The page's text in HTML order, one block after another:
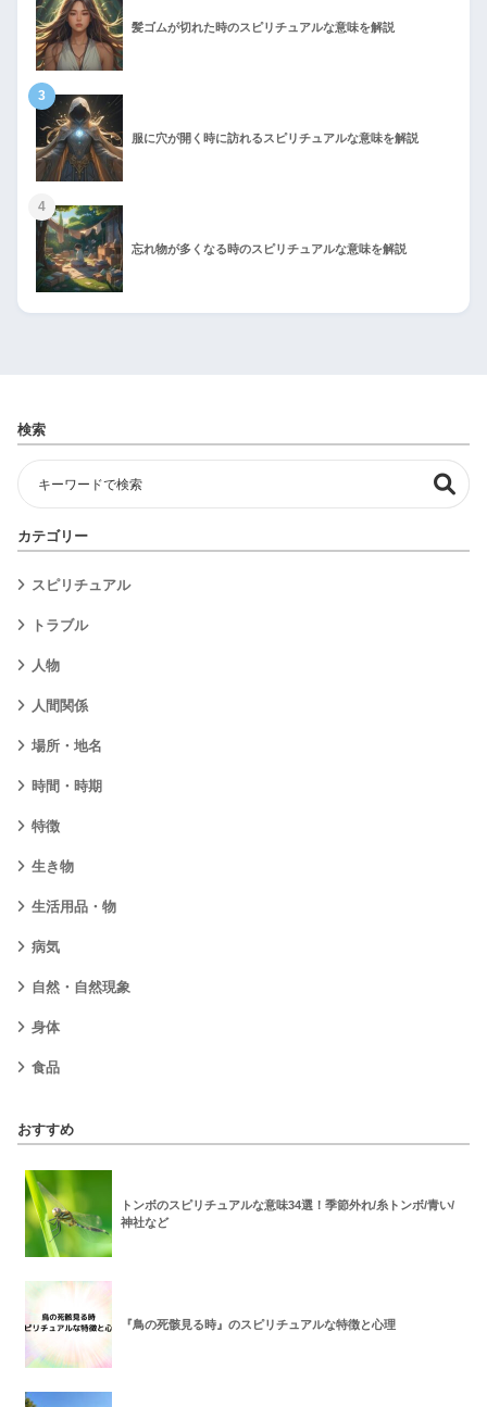
髪ゴムが切れた時のスピリチュアルな意味を解説
3
服に穴が開く時に訪れるスピリチュアルな意味を解説
4
忘れ物が多くなる時のスピリチュアルな意味を解説
検索
カテゴリー
スピリチュアル
トラブル
人物
人間関係
場所・地名
時間・時期
特徴
生き物
生活用品・物
病気
自然・自然現象
身体
食品
おすすめ
トンボのスピリチュアルな意味34選！季節外れ/糸トンボ/青い/
神社など
『鳥の死骸見る時』のスピリチュアルな特徴と心理